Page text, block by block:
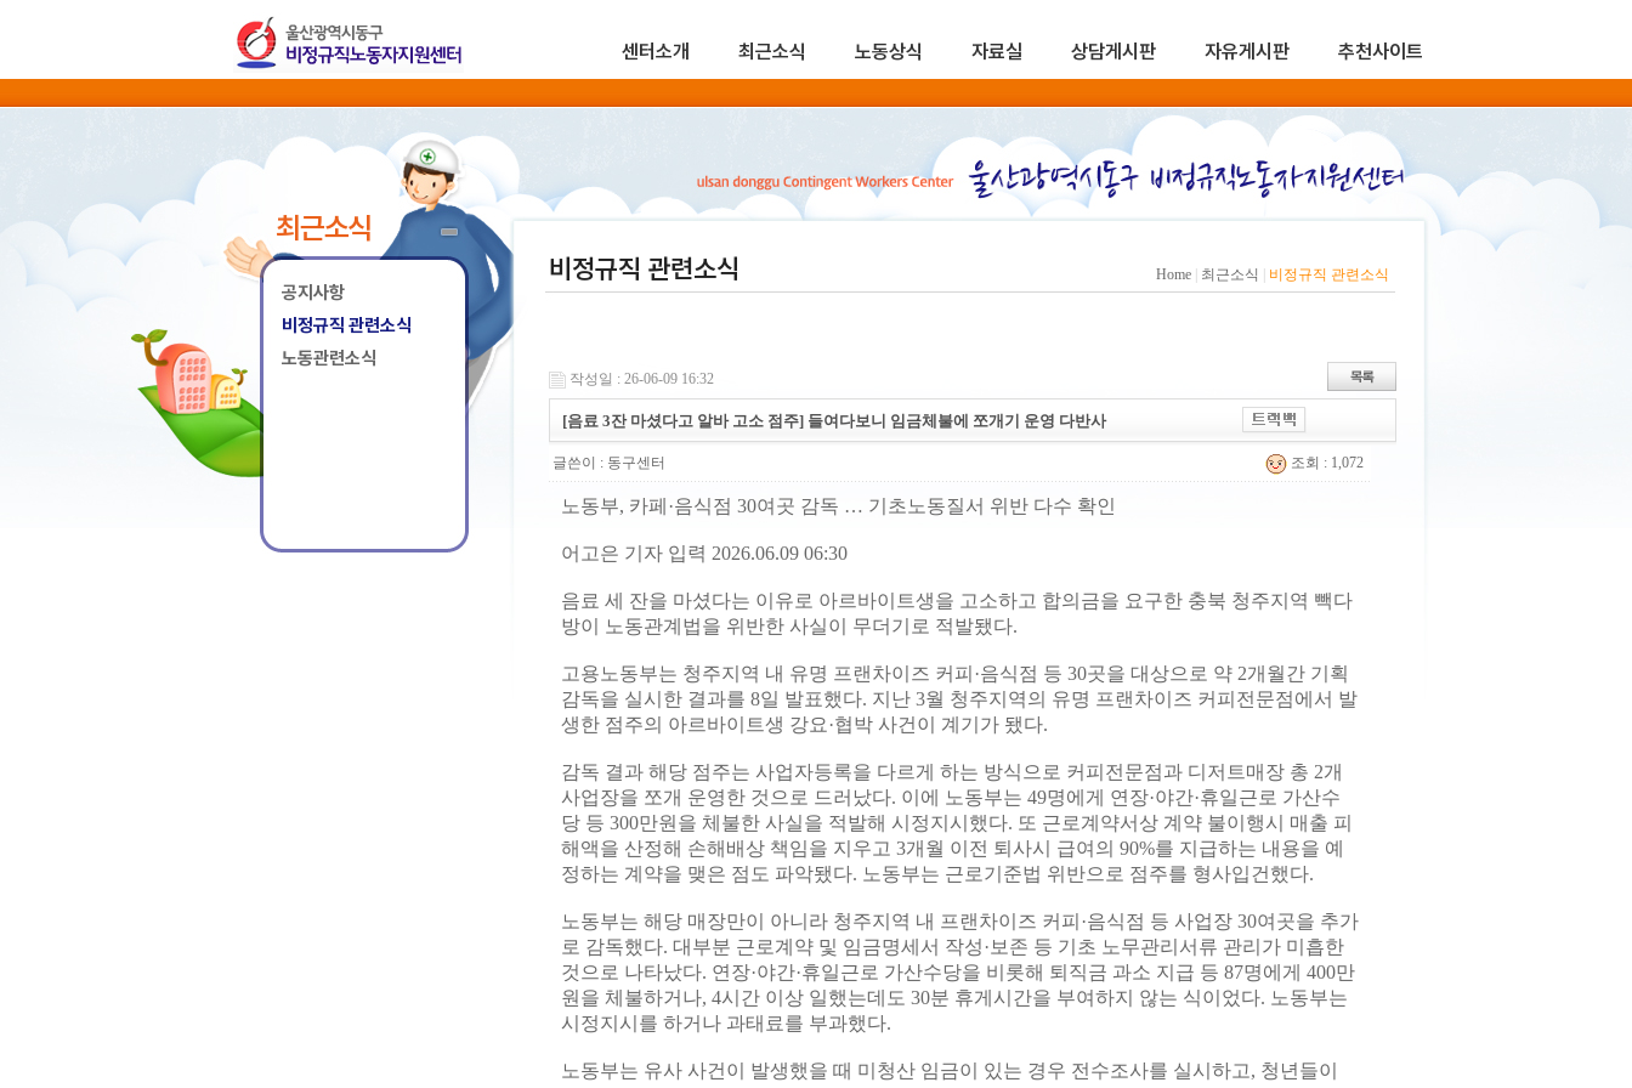
센터소개 최근소식 노동상식 자료실 상담게시판 자유게시판 추천사이트
최근소식
공지사항
비정규직 관련소식
노동관련소식
비정규직 관련소식 Home 최근소식 비정규직 관련소식
작성일 : 26-06-09 16:32
[음료 3잔 마셨다고 알바 고소 점주] 들여다보니 임금체불에 쪼개기 운영 다반사
글쓴이 : 동구센터 조회 : 1,072
노동부, 카페·음식점 30여곳 감독 … 기초노동질서 위반 다수 확인
어고은 기자 입력 2026.06.09 06:30
음료 세 잔을 마셨다는 이유로 아르바이트생을 고소하고 합의금을 요구한 충북 청주지역 빽다
방이 노동관계법을 위반한 사실이 무더기로 적발됐다.
고용노동부는 청주지역 내 유명 프랜차이즈 커피·음식점 등 30곳을 대상으로 약 2개월간 기획
감독을 실시한 결과를 8일 발표했다. 지난 3월 청주지역의 유명 프랜차이즈 커피전문점에서 발
생한 점주의 아르바이트생 강요·협박 사건이 계기가 됐다.
감독 결과 해당 점주는 사업자등록을 다르게 하는 방식으로 커피전문점과 디저트매장 총 2개
사업장을 쪼개 운영한 것으로 드러났다. 이에 노동부는 49명에게 연장·야간·휴일근로 가산수
당 등 300만원을 체불한 사실을 적발해 시정지시했다. 또 근로계약서상 계약 불이행시 매출 피
해액을 산정해 손해배상 책임을 지우고 3개월 이전 퇴사시 급여의 90%를 지급하는 내용을 예
정하는 계약을 맺은 점도 파악됐다. 노동부는 근로기준법 위반으로 점주를 형사입건했다.
노동부는 해당 매장만이 아니라 청주지역 내 프랜차이즈 커피·음식점 등 사업장 30여곳을 추가
로 감독했다. 대부분 근로계약 및 임금명세서 작성·보존 등 기초 노무관리서류 관리가 미흡한
것으로 나타났다. 연장·야간·휴일근로 가산수당을 비롯해 퇴직금 과소 지급 등 87명에게 400만
원을 체불하거나, 4시간 이상 일했는데도 30분 휴게시간을 부여하지 않는 식이었다. 노동부는
시정지시를 하거나 과태료를 부과했다.
노동부는 유사 사건이 발생했을 때 미청산 임금이 있는 경우 전수조사를 실시하고, 청년들이